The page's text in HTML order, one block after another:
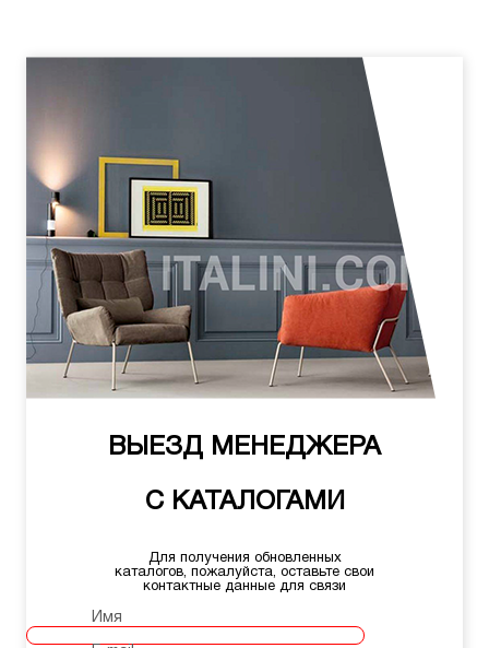
ВЫЕЗД МЕНЕДЖЕРА
С КАТАЛОГАМИ
Для получения обновленных
каталогов, пожалуйста, оставьте свои
контактные данные для связи
Имя